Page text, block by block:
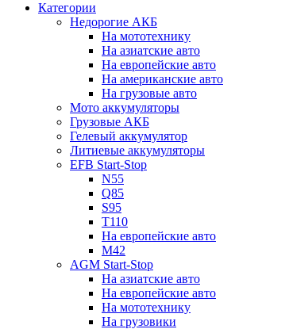
Категории
Недорогие АКБ
На мототехнику
На азиатские авто
На европейские авто
На американские авто
На грузовые авто
Мото аккумуляторы
Грузовые АКБ
Гелевый аккумулятор
Литиевые аккумуляторы
EFB Start-Stop
N55
Q85
S95
T110
На европейские авто
M42
AGM Start-Stop
На азиатские авто
На европейские авто
На мототехнику
На грузовики